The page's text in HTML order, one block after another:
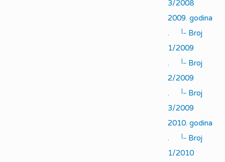
3/2008
2009. godina
.
|_ Broj
1/2009
.
|_ Broj
2/2009
.
|_ Broj
3/2009
2010. godina
.
|_ Broj
1/2010